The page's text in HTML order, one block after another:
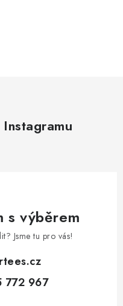
s výběrem
Jsme tu pro vás!
772 967